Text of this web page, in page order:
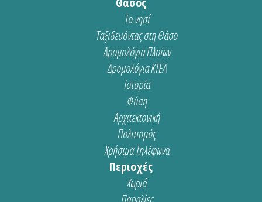
Το νησί
Ταξιδευόντας στη Θάσο
Δρομολόγια Πλοίων
Δρομολόγια ΚΤΕΛ
Ιστορία
Φύση
Αρχιτεκτονική
Πολιτισμός
Χρήσιμα Τηλέφωνα
Περιοχές
Χωριά